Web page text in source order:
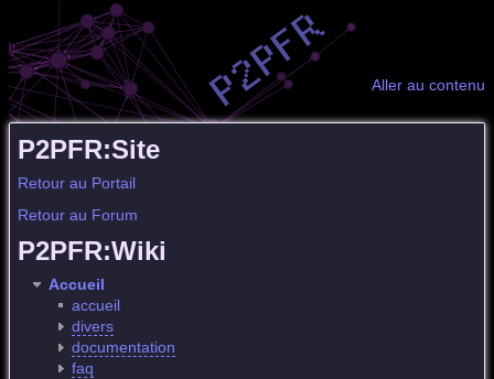
Aller au contenu
P2PFR:Site
Retour au Portail
Retour au Forum
P2PFR:Wiki
Accueil
accueil
divers
documentation
faq